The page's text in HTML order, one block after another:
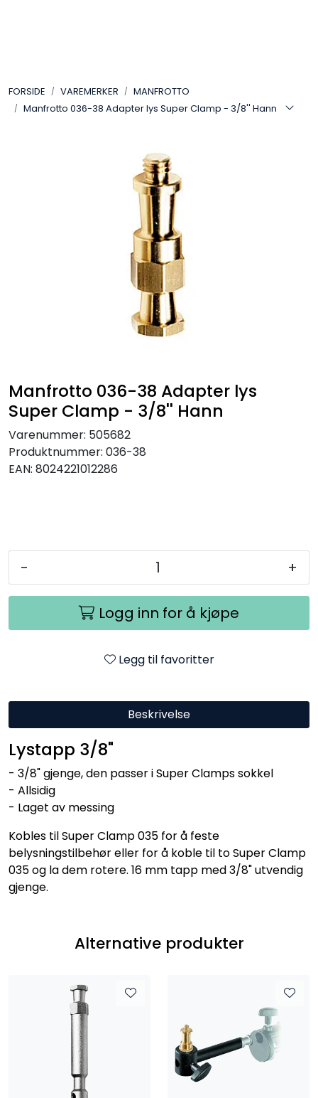
FORSIDE VAREMERKER
MANFROTTO
Manfrotto 036-38 Adapter lys Super Clamp - 3/8'' Hann
Manfrotto 036-38 Adapter lys
Super Clamp - 3/8'' Hann
Varenummer: 505682
Produktnummer: 036-38
EAN: 8024221012286
- +
Logg inn for å kjøpe
Legg til favoritter
Beskrivelse
Lystapp 3/8"
- 3/8" gjenge, den passer i Super Clamps sokkel
- Allsidig
- Laget av messing
Kobles til Super Clamp 035 for å feste
belysningstilbehør eller for å koble til to Super Clamp
035 og la dem rotere. 16 mm tapp med 3/8" utvendig
gjenge.
Alternative produkter
LYD